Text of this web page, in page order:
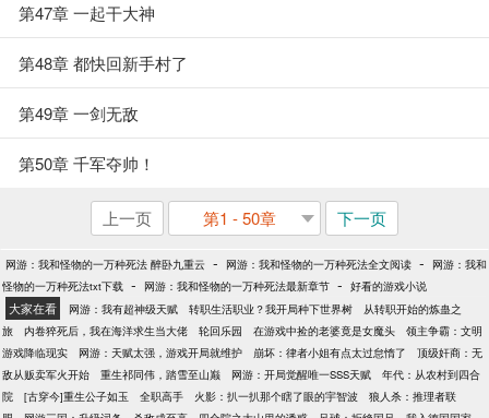
第47章 一起干大神
第48章 都快回新手村了
第49章 一剑无敌
第50章 千军夺帅！
上一页 第1 - 50章 下一页
网游：我和怪物的一万种死法 醉卧九重云 - 网游：我和怪物的一万种死法全文阅读 -
网游：我和
怪物的一万种死法txt下载 - 网游：我和怪物的一万种死法最新章节 - 好看的游戏小说
大家在看 网游：我有超神级天赋 转职生活职业？我开局种下世界树
从转职开始的炼蛊之
旅
内卷猝死后，我在海洋求生当大佬 轮回乐园 在游戏中捡的老婆竟是女魔头
领主争霸：文明
游戏降临现实
网游：天赋太强，游戏开局就维护 崩坏：律者小姐有点太过怠惰了
顶级奸商：无
敌从贩卖军火开始
重生祁同伟，踏雪至山巅 网游：开局觉醒唯一SSS天赋
年代：从农村到四合
院
[古穿今]重生公子如玉 全职高手 火影：扒一扒那个瞎了眼的宇智波
狼人杀：推理者联